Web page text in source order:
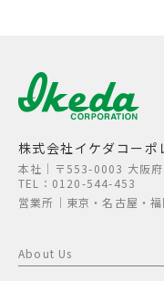
株式会社イケダコーポ
本社│〒553-0003 大阪府
TEL：0120-544-453
営業所│東京・名古屋・福
About Us